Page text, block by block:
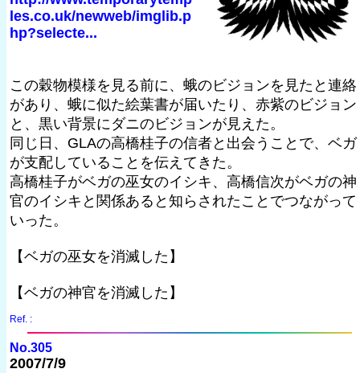
les.co.uk/newweb/imglib.p
hp?selecte...
この穀物模様を見る前に、蛾のビジョンを見たと連絡
があり、蛾に似た絵葉書が届いたり、赤紫のビジョン
と、黒い背景にダニのビジョンが見えた。
同じ日、GLAの高橋桂子の信者と出会うことで、ベガ
が支配していることを伝えてきた。
高橋桂子がベガの巫女のイシキ、高橋信次がベガの神
官のイシキと関係あると知らされたことでつながって
いった。
【ベガの巫女を消滅した】
【ベガの神官を消滅した】
Ref. :
No.305
2007/7/9